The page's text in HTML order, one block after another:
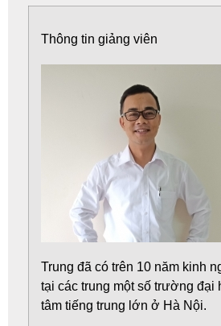
Thông tin giảng viên
Trung đã có trên 10 năm kinh
tại các trung một số trường đại
tâm tiếng trung lớn ở Hà Nội.